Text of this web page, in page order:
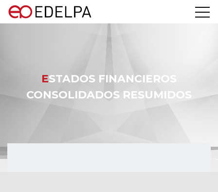
ESTADOS FINANCIEROS
CONSOLIDADOS RESUMIDOS